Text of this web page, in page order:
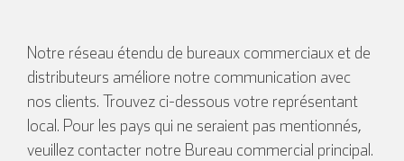
Notre réseau étendu de bureaux commerciaux et de
distributeurs améliore notre communication avec
nos clients. Trouvez ci-dessous votre représentant
local. Pour les pays qui ne seraient pas mentionnés,
veuillez contacter notre Bureau commercial principal.